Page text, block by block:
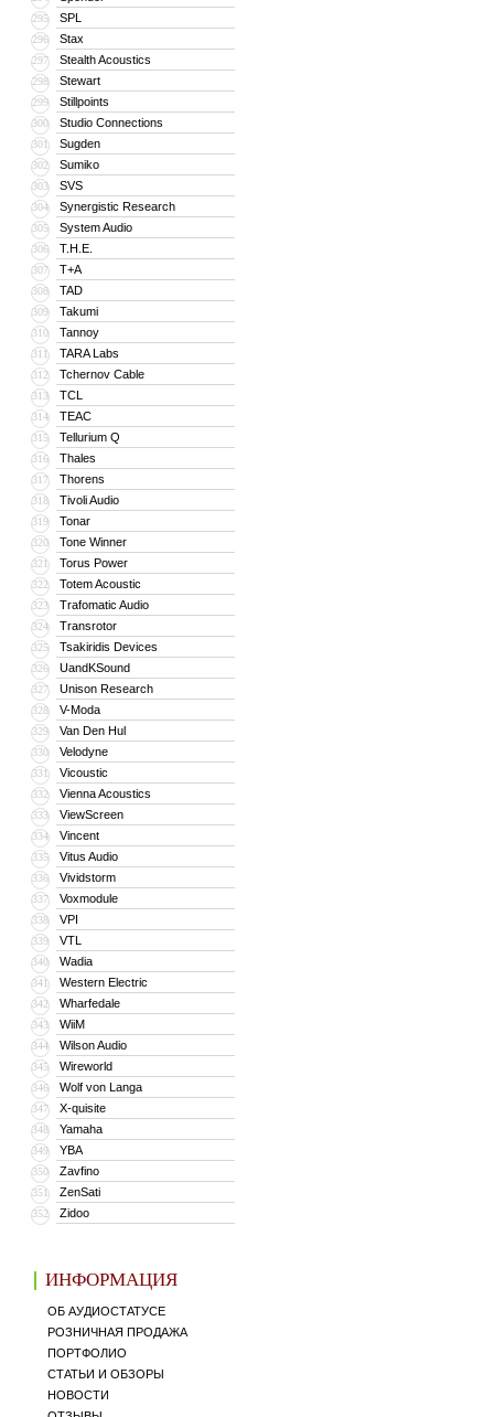
295 SPL
296 Stax
297 Stealth Acoustics
298 Stewart
299 Stillpoints
300 Studio Connections
301 Sugden
302 Sumiko
303 SVS
304 Synergistic Research
305 System Audio
306 T.H.E.
307 T+A
308 TAD
309 Takumi
310 Tannoy
311 TARA Labs
312 Tchernov Cable
313 TCL
314 TEAC
315 Tellurium Q
316 Thales
317 Thorens
318 Tivoli Audio
319 Tonar
320 Tone Winner
321 Torus Power
322 Totem Acoustic
323 Trafomatic Audio
324 Transrotor
325 Tsakiridis Devices
326 UandKSound
327 Unison Research
328 V-Moda
329 Van Den Hul
330 Velodyne
331 Vicoustic
332 Vienna Acoustics
333 ViewScreen
334 Vincent
335 Vitus Audio
336 Vividstorm
337 Voxmodule
338 VPI
339 VTL
340 Wadia
341 Western Electric
342 Wharfedale
343 WiiM
344 Wilson Audio
345 Wireworld
346 Wolf von Langa
347 X-quisite
348 Yamaha
349 YBA
350 Zavfino
351 ZenSati
352 Zidoo
ИНФОРМАЦИЯ
ОБ АУДИОСТАТУСЕ
РОЗНИЧНАЯ ПРОДАЖА
ПОРТФОЛИО
СТАТЬИ И ОБЗОРЫ
НОВОСТИ